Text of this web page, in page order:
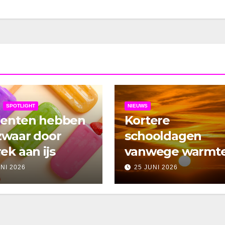
SPOTLIGHT
hebben
door
aan ijs
2026
NIEUWS
Kortere
schooldagen
vanwege
25 JUNI 2026